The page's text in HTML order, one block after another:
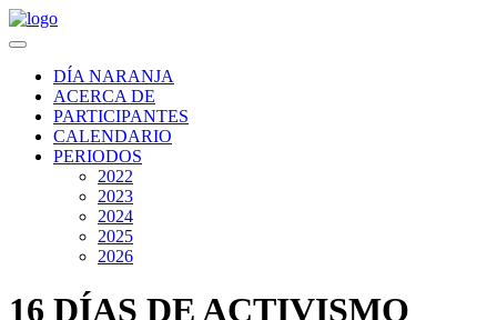
DÍA NARANJA
ACERCA DE
PARTICIPANTES
CALENDARIO
PERIODOS
2022
2023
2024
2025
2026
16 DÍAS DE ACTIVISMO